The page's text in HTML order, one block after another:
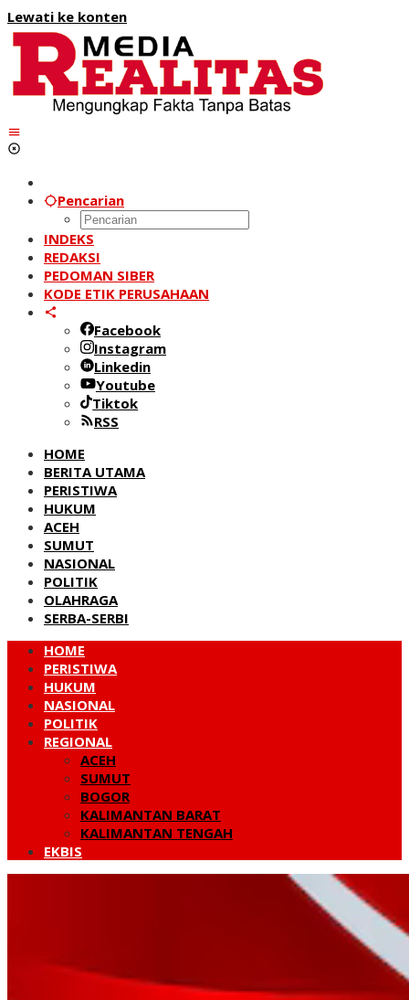
Lewati ke konten
Pencarian
INDEKS
REDAKSI
PEDOMAN SIBER
KODE ETIK PERUSAHAAN
Facebook
Instagram
Linkedin
Youtube
Tiktok
RSS
HOME
BERITA UTAMA
PERISTIWA
HUKUM
ACEH
SUMUT
NASIONAL
POLITIK
OLAHRAGA
SERBA-SERBI
HOME
PERISTIWA
HUKUM
NASIONAL
POLITIK
REGIONAL
ACEH
SUMUT
BOGOR
KALIMANTAN BARAT
KALIMANTAN TENGAH
EKBIS